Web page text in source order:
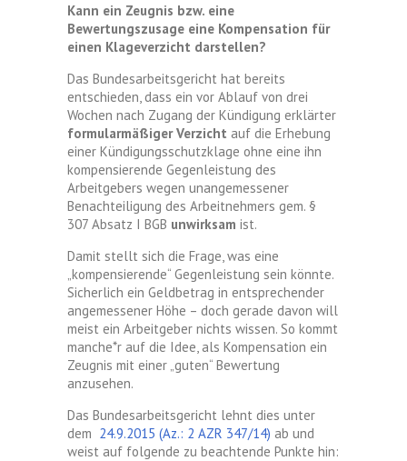
Kann ein Zeugnis bzw. eine
Bewertungszusage eine Kompensation für
einen Klageverzicht darstellen?
Das Bundesarbeitsgericht hat bereits
entschieden, dass ein vor Ablauf von drei
Wochen nach Zugang der Kündigung erklärter
formularmäßiger Verzicht auf die Erhebung
einer Kündigungsschutzklage ohne eine ihn
kompensierende Gegenleistung des
Arbeitgebers wegen unangemessener
Benachteiligung des Arbeitnehmers gem. §
307 Absatz I BGB unwirksam ist.
Damit stellt sich die Frage, was eine
„kompensierende“ Gegenleistung sein könnte.
Sicherlich ein Geldbetrag in entsprechender
angemessener Höhe – doch gerade davon will
meist ein Arbeitgeber nichts wissen. So kommt
manche*r auf die Idee, als Kompensation ein
Zeugnis mit einer „guten“ Bewertung
anzusehen.
Das Bundesarbeitsgericht lehnt dies unter
dem 24.9.2015 (Az.: 2 AZR 347/14) ab und
weist auf folgende zu beachtende Punkte hin: